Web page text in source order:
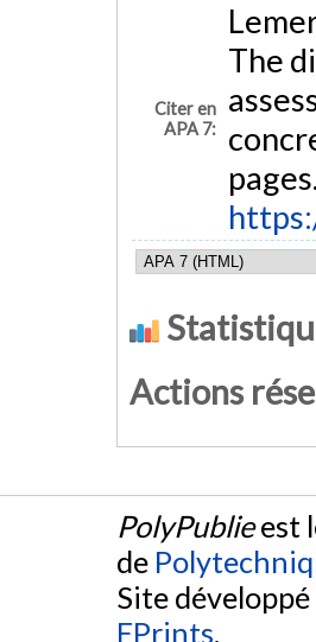
Citer en
APA 7:
The
pages.
Actions
PolyPublieest
de
Site
EPrints.